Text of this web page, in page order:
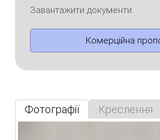
Завантажити документи:
Комерційна
Фотографії Креслення